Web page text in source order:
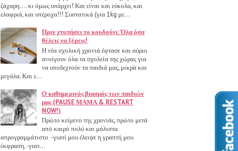
ζάχαρη.... κι όμως υπάρχει! Και είναι και εύκολα, και
ελαφριά, και υπέροχα!!! Συστατικά (για 1kg με...
Πριν χτυπήσει το κουδούνι: Όλα όσα
θέλεις να ξέρεις!
Η νέα σχολική χρονιά έφτασε και αύριο
ανοίγουν όλα τα σχολεία της χώρας για
να υποδεχτούν τα παιδιά μας, μικρά και
μεγάλα. Και ε...
Ο καθημερινός βιασμός των παιδιών
μας (PAUSE ΜΑΜΑ & RESTART
NOW!)
Πρώτο κείμενο της χρονιάς, πρώτο μετά
από καιρό πολύ και μάλιστα
απρογραμμάτιστο -γιατί μου έλειψε η γραπτή μου
έκφραση, -γιατ...